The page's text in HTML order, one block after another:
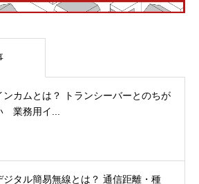
ンカムとは？ トランシーバーとのちが
業務用イ...
ジタル簡易無線とは？ 通信距離・種